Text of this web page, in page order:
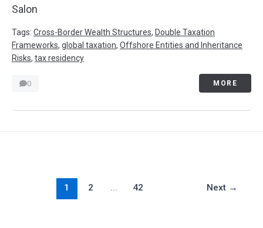
Salon
Tags: Cross-Border Wealth Structures, Double Taxation
Frameworks, global taxation, Offshore Entities and Inheritance
Risks, tax residency
0 MORE
1 2 ... 42 Next →